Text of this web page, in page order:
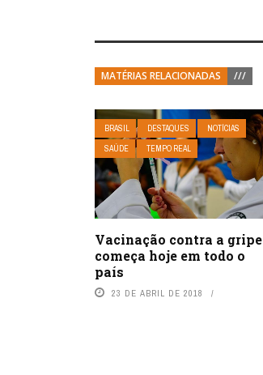
MATÉRIAS RELACIONADAS ///
BRASIL DESTAQUES
NOTÍCIAS
SAÚDE
TEMPO REAL
Vacinação contra a gripe
começa hoje em todo o
país
23 DE ABRIL DE 2018